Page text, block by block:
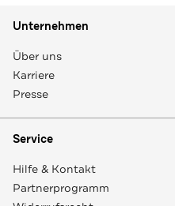
Unternehmen
Über uns
Karriere
Presse
Service
Hilfe & Kontakt
Partnerprogramm